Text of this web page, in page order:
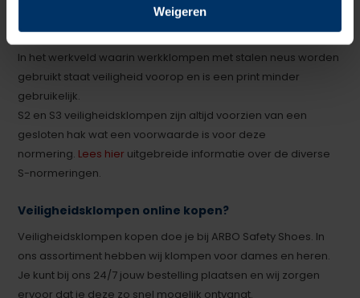
Weigeren
diversiteit te vinden in klompen wat betreft opdruk en
In het werkveld waarin werkklompen met stalen neus worden
gebruikt staat veiligheid voorop en is een print minder
gebruikelijk.
S2 en S3 veiligheidsklompen zijn altijd voorzien van een
gesloten hak wat een voorwaarde is voor deze
normering. Lees hier uitgebreide informatie over de diverse
S-normeringen.
Veiligheidsklompen online kopen?
Veiligheidsklompen kopen doe je bij ARBO Safety Shoes. In
ons assortiment hebben wij klompen voor dames en heren.
Je kunt bij ons 24/7 jouw bestelling plaatsen en wij zorgen
ervoor dat je deze zo snel mogelijk ontvangt.